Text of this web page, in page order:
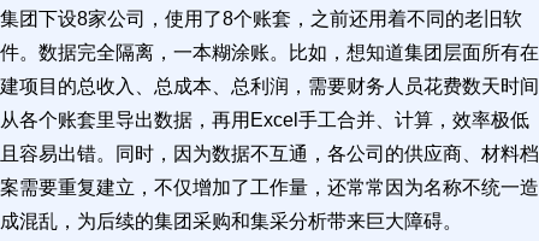
集团下设8家公司，使用了8个账套，之前还用着不同的老旧软
件。数据完全隔离，一本糊涂账。比如，想知道集团层面所有在
建项目的总收入、总成本、总利润，需要财务人员花费数天时间
从各个账套里导出数据，再用Excel手工合并、计算，效率极低
且容易出错。同时，因为数据不互通，各公司的供应商、材料档
案需要重复建立，不仅增加了工作量，还常常因为名称不统一造
成混乱，为后续的集团采购和集采分析带来巨大障碍。